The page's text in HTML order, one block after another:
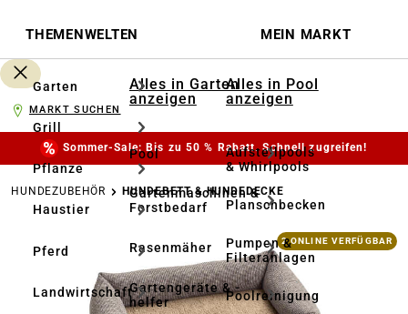
THEMENWELTEN MEIN MARKT
Garten
Grill
Pflanze
Haustier
Pferd
Landwirtschaft
Alles in Garten
anzeigen
Pool
Gartenmaschinen &
Forstbedarf
Rasenmäher
Gartengeräte & -
helfer
Alles in Pool
anzeigen
Aufstellpools
& Whirlpools
Planschbecken
Pumpen &
Filteranlagen
Poolreinigung
MARKT SUCHEN
Sommer-Sale: Bis zu 50 % Rabatt. Schnell zugreifen!
HUNDEZUBEHÖR HUNDEBETT & HUNDEDECKE
Bildergalerie überspringen 2 ONLINE VERFÜGBAR